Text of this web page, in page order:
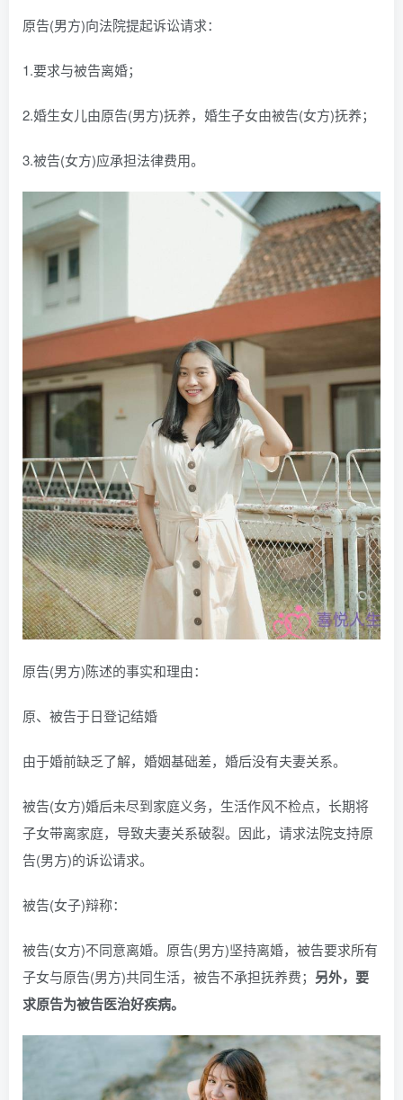
原告(男方)向法院提起诉讼请求：
1.要求与被告离婚；
2.婚生女儿由原告(男方)抚养，婚生子女由被告(女方)抚养；
3.被告(女方)应承担法律费用。
原告(男方)陈述的事实和理由：
原、被告于日登记结婚
由于婚前缺乏了解，婚姻基础差，婚后没有夫妻关系。
被告(女方)婚后未尽到家庭义务，生活作风不检点，长期将
子女带离家庭，导致夫妻关系破裂。因此，请求法院支持原
告(男方)的诉讼请求。
被告(女子)辩称：
被告(女方)不同意离婚。原告(男方)坚持离婚，被告要求所有
子女与原告(男方)共同生活，被告不承担抚养费； 另外，要
求原告为被告医治好疾病。